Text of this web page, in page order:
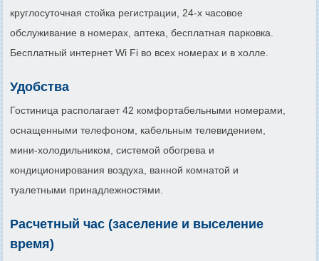
круглосуточная стойка регистрации, 24-х часовое
обслуживание в номерах, аптека, бесплатная парковка.
Бесплатный интернет Wi Fi во всех номерах и в холле.
Удобства
Гостиница располагает 42 комфортабельными номерами,
оснащенными телефоном, кабельным телевидением,
мини-холодильником, системой обогрева и
кондиционирования воздуха, ванной комнатой и
туалетными принадлежностями.
Расчетный час (заселение и выселение
время)